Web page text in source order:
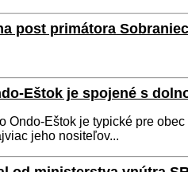
post primátora
Eštok je spojené s
Ondo-Eštok je typické pre
jeho nositeľov...